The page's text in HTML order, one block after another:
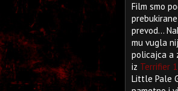
Film smo
prevod...
mu vugla
policajca a
iz Terrifier 1
Little Pale